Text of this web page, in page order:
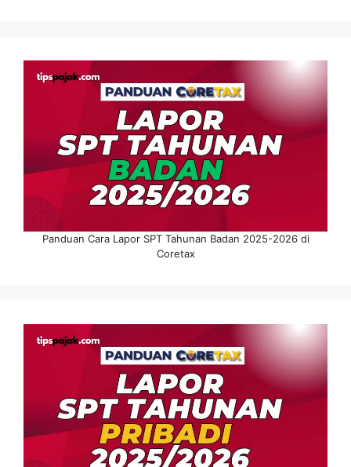
Panduan Cara Lapor SPT Tahunan Badan 2025-2026 di
Coretax